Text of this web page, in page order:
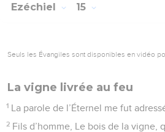
Ezéchiel 15
Seuls les Évangiles sont disponibles en vidéo
La vigne livrée au feu
1 La parole de l’Éternel me fut
2 Fils d’homme, Le bois de la vigne,